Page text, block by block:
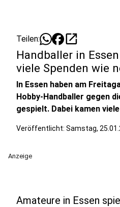
Teilen: open_in_new
Handballer in
viele Spenden wie
In Essen haben am
Hobby-Handballer gegen
gespielt. Dabei kamen
Veröffentlicht: Samstag,
Anzeige
Amateure in Essen